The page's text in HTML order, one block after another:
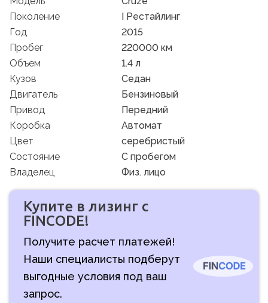
Поколение
I Рестайлинг
Год
2015
Пробег
220000 км
Объем
1.4 л
Кузов
Седан
Двигатель
Бензиновый
Привод
Передний
Коробка
Автомат
Цвет
серебристый
Состояние
C пробегом
Владелец
Физ. лицо
Купите в лизинг с
FINCODE!
Получите расчет платежей!
Наши специалисты подберут
выгодные условия под ваш
запрос.